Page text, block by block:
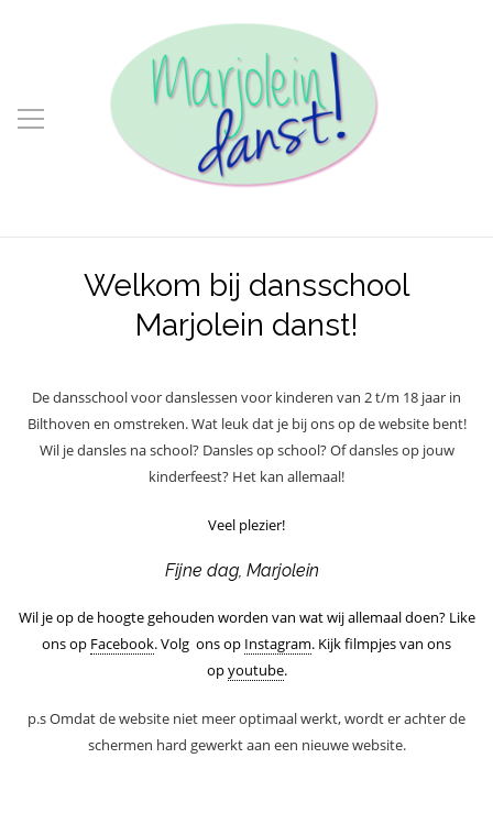
Welkom bij dansschool
Marjolein danst!
De dansschool voor danslessen voor kinderen van 2 t/m 18 jaar in
Bilthoven en omstreken. Wat leuk dat je bij ons op de website bent!
Wil je dansles na school? Dansles op school? Of dansles op jouw
kinderfeest? Het kan allemaal!
Veel plezier!
Fijne dag, Marjolein
Wil je op de hoogte gehouden worden van wat wij allemaal doen? Like
ons op Facebook. Volg ons op Instagram. Kijk filmpjes van ons
opyoutube.
p.s Omdat de website niet meer optimaal werkt, wordt er achter de
schermen hard gewerkt aan een nieuwe website.